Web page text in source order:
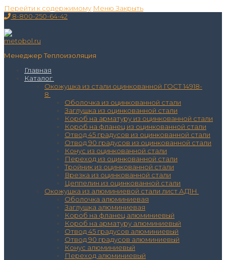
Перейти к содержимому Меню Закрыть
8-800-250-64-42
Менеджер Теплоизоляция
Главная
Каталог
Окожушка из стали оцинкованной ГОСТ 14918-
8
Оболочка из оцинкованной стали
Заглушка из оцинкованной стали
Короб на арматуру из оцинкованной стали
Короб на фланец из оцинкованной стали
Отвод 45 градусов из оцинкованной стали
Отвод 90 градусов из оцинкованной стали
Конус из оцинкованной стали
Переход из оцинкованной стали
Тройник из оцинкованной стали
Врезка из оцинкованной стали
Цеппелин из оцинкованной стали
Окожушка из алюминиевой стали лист АД1Н
Оболочка алюминиевая
Заглушка алюминиевая
Короб на фланец алюминиевый
Короб на арматуру алюминиевый
Отвод 45 градусов алюминиевый
Отвод 90 градусов алюминиевый
Конус алюминиевый
Переход алюминиевый